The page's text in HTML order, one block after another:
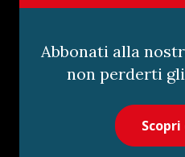
Abbonati alla
non perderti